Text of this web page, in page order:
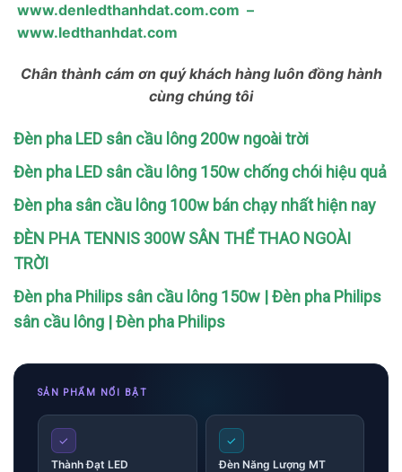
Skip
www.denledthanhdat.com.com –
www.ledthanhdat.com
Chân thành cám ơn quý khách hàng luôn đồng hành
cùng chúng tôi
Đèn pha LED sân cầu lông 200w ngoài trời
Đèn pha LED sân cầu lông 150w chống chói hiệu quả
Đèn pha sân cầu lông 100w bán chạy nhất hiện nay
ĐÈN PHA TENNIS 300W SÂN THỂ THAO NGOÀI
TRỜI
Đèn pha Philips sân cầu lông 150w | Đèn pha Philips
sân cầu lông | Đèn pha Philips
SẢN PHẨM NỔI BẬT
✓
Thành Đạt LED
✓
Đèn Năng Lượng MT